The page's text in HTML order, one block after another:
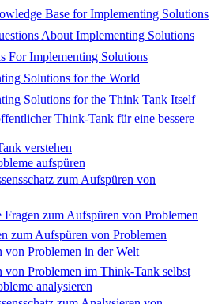
Base for Implementing Solutions
About Implementing Solutions
Implementing Solutions
Solutions for the World
Solutions for the Think Tank Itself
Think-Tank für eine bessere
verstehen
aufspüren
zum Aufspüren von
zum Aufspüren von Problemen
zum Aufspüren von Problemen
Problemen in der Welt
Problemen im Think-Tank selbst
analysieren